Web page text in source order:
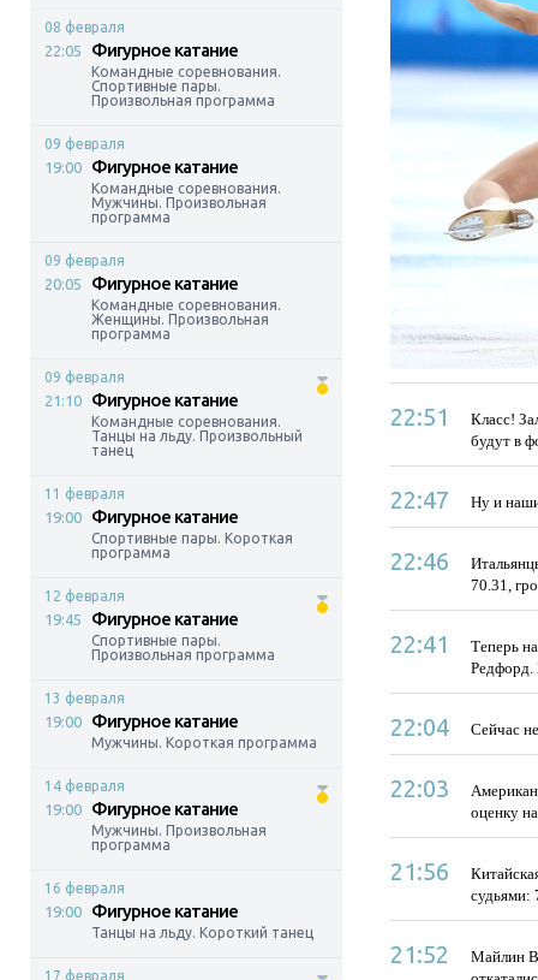
08 февраля
22:05 Фигурное катание
Командные соревнования.
Спортивные пары.
Произвольная программа
09 февраля
19:00 Фигурное катание
Командные соревнования.
Мужчины. Произвольная
программа
09 февраля
20:05 Фигурное катание
Командные соревнования.
Женщины. Произвольная
программа
09 февраля
21:10 Фигурное катание
Командные соревнования.
Танцы на льду. Произвольный
танец
11 февраля
19:00 Фигурное катание
Спортивные пары. Короткая
программа
12 февраля
19:45 Фигурное катание
Спортивные пары.
Произвольная программа
13 февраля
19:00 Фигурное катание
Мужчины. Короткая программа
14 февраля
19:00 Фигурное катание
Мужчины. Произвольная
программа
16 февраля
19:00 Фигурное катание
Танцы на льду. Короткий танец
17 февраля
22:51
Класс!
будут в
22:47 Ну и
22:46
70.31,
22:41
Теперь
Редфорд.
22:04 Сейчас
22:03
оценку
21:56
судьями:
21:52
Майлин